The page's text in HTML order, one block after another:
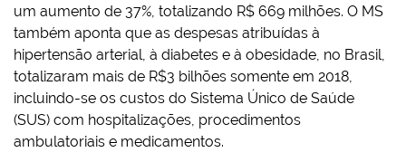
um aumento de 37%, totalizando R$ 669 milhões. O MS
também aponta que as despesas atribuídas à
hipertensão arterial, à diabetes e à obesidade, no Brasil,
totalizaram mais de R$3 bilhões somente em 2018,
incluindo-se os custos do Sistema Único de Saúde
(SUS) com hospitalizações, procedimentos
ambulatoriais e medicamentos.